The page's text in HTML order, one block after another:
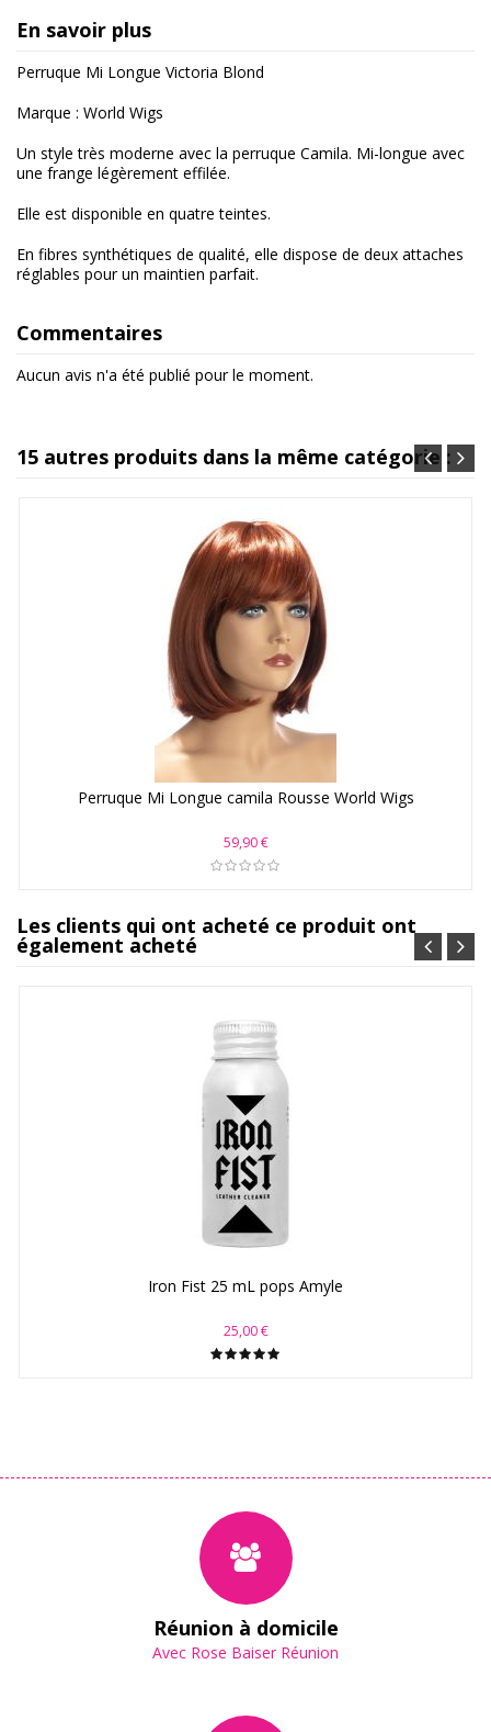
En savoir plus
Perruque Mi Longue Victoria Blond
Marque : World Wigs
Un style très moderne avec la perruque Camila. Mi-longue avec
une frange légèrement effilée.
Elle est disponible en quatre teintes.
En fibres synthétiques de qualité, elle dispose de deux attaches
réglables pour un maintien parfait.
Commentaires
Aucun avis n'a été publié pour le moment.
15 autres produits dans la même catégorie :
Perruque Mi Longue camila Rousse World Wigs
59,90 €
Les clients qui ont acheté ce produit ont
également acheté
Iron Fist 25 mL pops Amyle
25,00 €
Réunion à domicile
Avec Rose Baiser Réunion